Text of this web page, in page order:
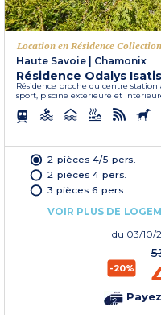
Location en Résidence Collection
Haute Savoie | Chamonix
Résidence Odalys Isatis
Résidence proche du centre station
sport, piscine extérieure et
2 pièces 4/5 pers.
2 pièces 4 pers.
3 pièces 6 pers.
VOIR PLUS DE
du 03/10/
-20%